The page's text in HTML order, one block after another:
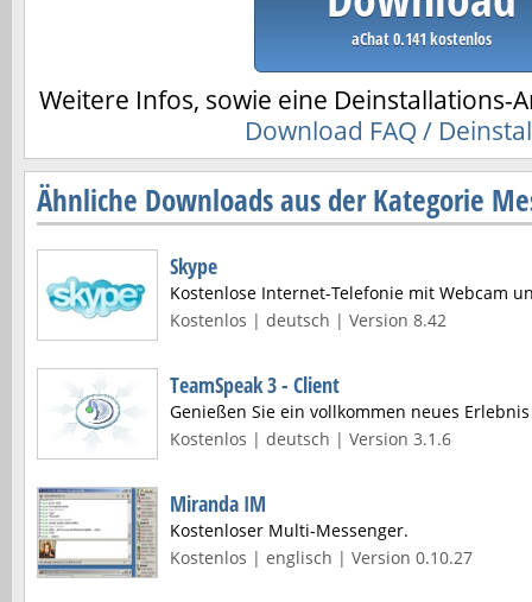
aChat 0.141 kostenlos
Weitere Infos, sowie eine Deinstallations-
Download FAQ /
Ähnliche Downloads aus der Kategorie
Skype
Kostenlose Internet-Telefonie mit Webcam
Kostenlos | deutsch | Version 8.42
TeamSpeak 3 - Client
Genießen Sie ein vollkommen neues
Kostenlos | deutsch | Version 3.1.6
Miranda IM
Kostenloser Multi-Messenger.
Kostenlos | englisch | Version 0.10.27